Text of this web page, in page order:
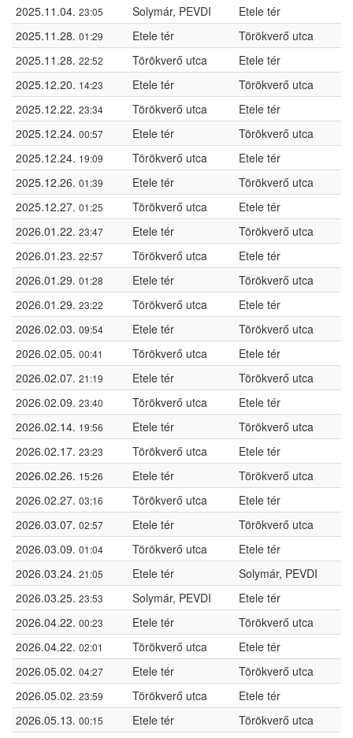
2025.11.04. 23:05 Solymár, PEVDI
Etele tér
2025.11.28. 01:29 Etele tér
Törökverő utca
2025.11.28. 22:52 Törökverő utca
Etele tér
2025.12.20. 14:23 Etele tér
Törökverő utca
2025.12.22. 23:34 Törökverő utca
Etele tér
2025.12.24. 00:57 Etele tér
Törökverő utca
2025.12.24. 19:09 Törökverő utca
Etele tér
2025.12.26. 01:39 Etele tér
Törökverő utca
2025.12.27. 01:25 Törökverő utca
Etele tér
2026.01.22. 23:47 Etele tér
Törökverő utca
2026.01.23. 22:57 Törökverő utca
Etele tér
2026.01.29. 01:28 Etele tér
Törökverő utca
2026.01.29. 23:22 Törökverő utca
Etele tér
2026.02.03. 09:54 Etele tér
Törökverő utca
2026.02.05. 00:41 Törökverő utca
Etele tér
2026.02.07. 21:19 Etele tér
Törökverő utca
2026.02.09. 23:40 Törökverő utca
Etele tér
2026.02.14. 19:56 Etele tér
Törökverő utca
2026.02.17. 23:23 Törökverő utca
Etele tér
2026.02.26. 15:26 Etele tér
Törökverő utca
2026.02.27. 03:16 Törökverő utca
Etele tér
2026.03.07. 02:57 Etele tér
Törökverő utca
2026.03.09. 01:04 Törökverő utca
Etele tér
2026.03.24. 21:05 Etele tér
Solymár, PEVDI
2026.03.25. 23:53 Solymár, PEVDI
Etele tér
2026.04.22. 00:23 Etele tér
Törökverő utca
2026.04.22. 02:01 Törökverő utca
Etele tér
2026.05.02. 04:27 Etele tér
Törökverő utca
2026.05.02. 23:59 Törökverő utca
Etele tér
2026.05.13. 00:15 Etele tér
Törökverő utca